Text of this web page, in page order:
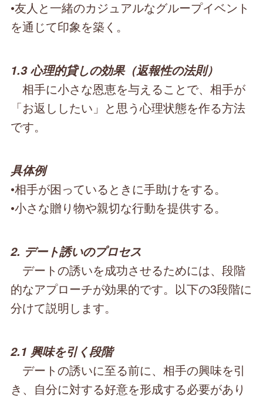
•友人と一緒のカジュアルなグループイベント
を通じて印象を築く。
1.3 心理的貸しの効果（返報性の法則）
相手に小さな恩恵を与えることで、相手が
「お返ししたい」と思う心理状態を作る方法
です。
具体例
•相手が困っているときに手助けをする。
•小さな贈り物や親切な行動を提供する。
2. デート誘いのプロセス
デートの誘いを成功させるためには、段階
的なアプローチが効果的です。以下の3段階に
分けて説明します。
2.1 興味を引く段階
デートの誘いに至る前に、相手の興味を引
き、自分に対する好意を形成する必要があり